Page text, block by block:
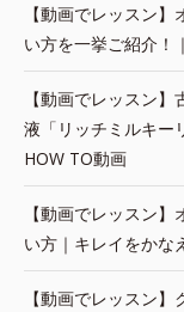
【動画でレッスン
い方を一挙ご紹介！
【動画でレッスン
液「リッチミルキー
HOW TO動画
【動画でレッスン
い方｜キレイをかな
【動画でレッスン